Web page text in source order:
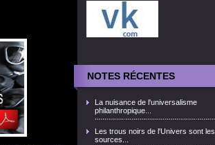
NOTES RÉCENTES
La nuisance de l'universalisme
philanthropique...
Les trous noirs de l'Univers sont les
sources...